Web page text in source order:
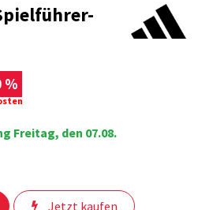
%
Freitag, den 07.08.
Jetzt kaufen